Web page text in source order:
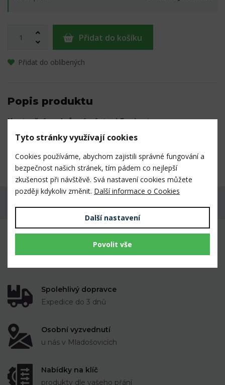
Přidat do košíku
Přidat do oblíbených
Popis produktu
Kastrační podpůrný nástroj Equivet.
Nástroj vyvinutý pro účinné snížení síly potřebné k
úplnému sevření rukojeti.
Mnoho prověřených výrobků veterinárními
lékaři i chovateli
Spolehlivý dopravce
Expedice do 3 dnů
Osobní vyzvednutí
u nás v Mladošovicích
Nabídky na klíč
produkty dle vašeho přání
Tyto stránky využívají cookies
Cookies používáme, abychom zajistili správné fungování a
bezpečnost našich stránek, tím pádem co nejlepší
zkušenost při návštěvě. Svá nastavení cookies můžete
později kdykoliv změnit. Další informace o Cookies
Další nastavení
Povolit vše